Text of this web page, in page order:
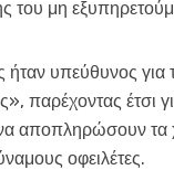
του μη
υπεύθυνος
παρέχοντας έτσι
να αποπληρώσουν
οφειλέτες.